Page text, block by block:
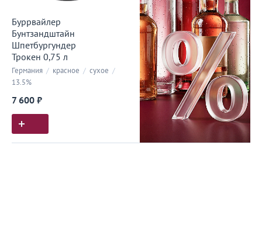
Буррвайлер
Бунтзандштайн
Шпетбургундер
Трокен 0,75 л
Германия / красное / сухое /
13.5%
7 600 ₽